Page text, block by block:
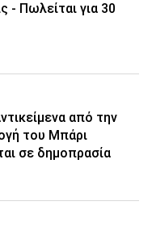
- Πωλείται για 30
από την
του Μπάρι
σε δημοπρασία